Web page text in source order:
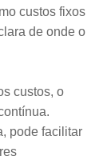
custos fixos
de onde o
custos, o
pode facilitar